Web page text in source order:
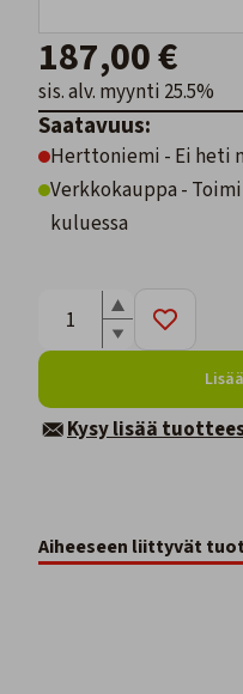
187,00 €
sis. alv. myynti 25.5%
Saatavuus:
Herttoniemi - Ei heti
Verkkokauppa -
kuluessa
Kysy lisää
Aiheeseen liittyvät